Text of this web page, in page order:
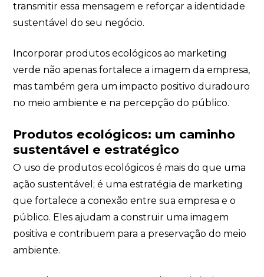
transmitir essa mensagem e reforçar a identidade
sustentável do seu negócio.
Incorporar produtos ecológicos ao marketing
verde não apenas fortalece a imagem da empresa,
mas também gera um impacto positivo duradouro
no meio ambiente e na percepção do público.
Produtos ecológicos: um caminho
sustentável e estratégico
O uso de produtos ecológicos é mais do que uma
ação sustentável; é uma estratégia de marketing
que fortalece a conexão entre sua empresa e o
público. Eles ajudam a construir uma imagem
positiva e contribuem para a preservação do meio
ambiente.